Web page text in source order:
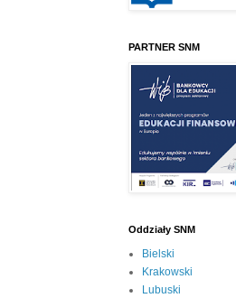
PARTNER SNM
Oddziały SNM
Bielski
Krakowski
Lubuski